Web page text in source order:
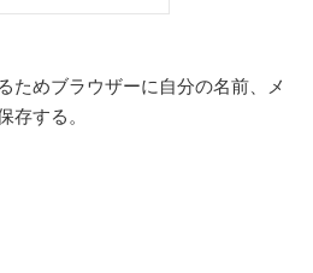
ためブラウザーに自分の名前、メ
存する。